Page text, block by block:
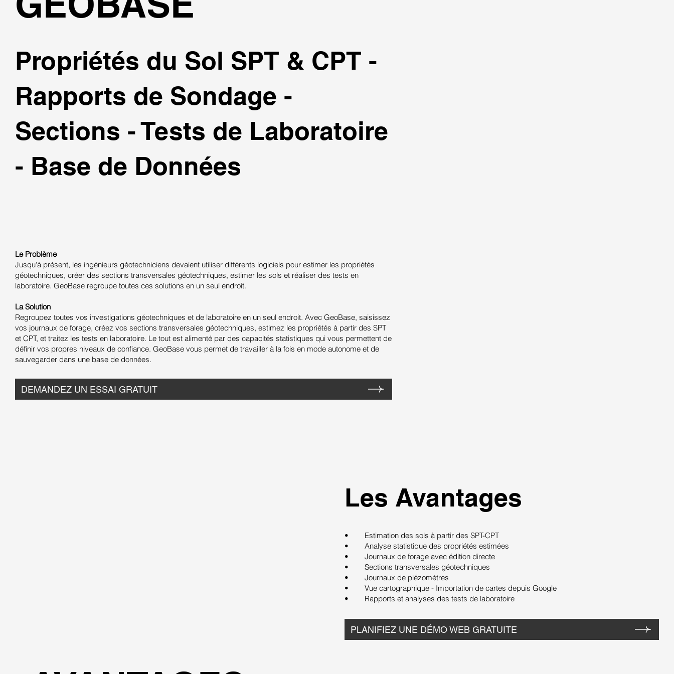
Propriétés du Sol SPT & CPT -
Rapports de Sondage -
Sections - Tests de Laboratoire
- Base de Données
Le Problème
Jusqu'à présent, les ingénieurs géotechniciens devaient utiliser différents logiciels pour estimer les propriétés
géotechniques, créer des sections transversales géotechniques, estimer les sols et réaliser des tests en
laboratoire. GeoBase regroupe toutes ces solutions en un seul endroit.
La Solution
Regroupez toutes vos investigations géotechniques et de laboratoire en un seul endroit. Avec GeoBase, saisissez
vos journaux de forage, créez vos sections transversales géotechniques, estimez les propriétés à partir des SPT
et CPT, et traitez les tests en laboratoire. Le tout est alimenté par des capacités statistiques qui vous permettent de
définir vos propres niveaux de confiance. GeoBase vous permet de travailler à la fois en mode autonome et de
sauvegarder dans une base de données.
DEMANDEZ UN ESSAI GRATUIT
Les Avantages
• Estimation des sols à partir des SPT-CPT
• Analyse statistique des propriétés estimées
• Journaux de forage avec édition directe
• Sections transversales géotechniques
• Journaux de piézomètres
• Vue cartographique - Importation de cartes depuis Google
• Rapports et analyses des tests de laboratoire
PLANIFIEZ UNE DÉMO WEB GRATUITE